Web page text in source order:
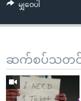
မျှဝေပါ
ဆက်စပ်သတင်း